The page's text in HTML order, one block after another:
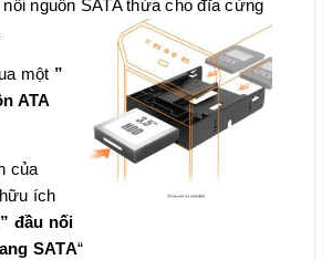
nguồn SATA thừa cho đĩa cứng
một ”
ATA
của
ích
” đầu nối
SATA“